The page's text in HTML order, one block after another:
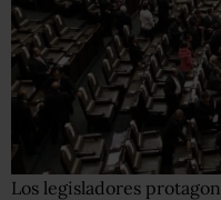
Los legisladores